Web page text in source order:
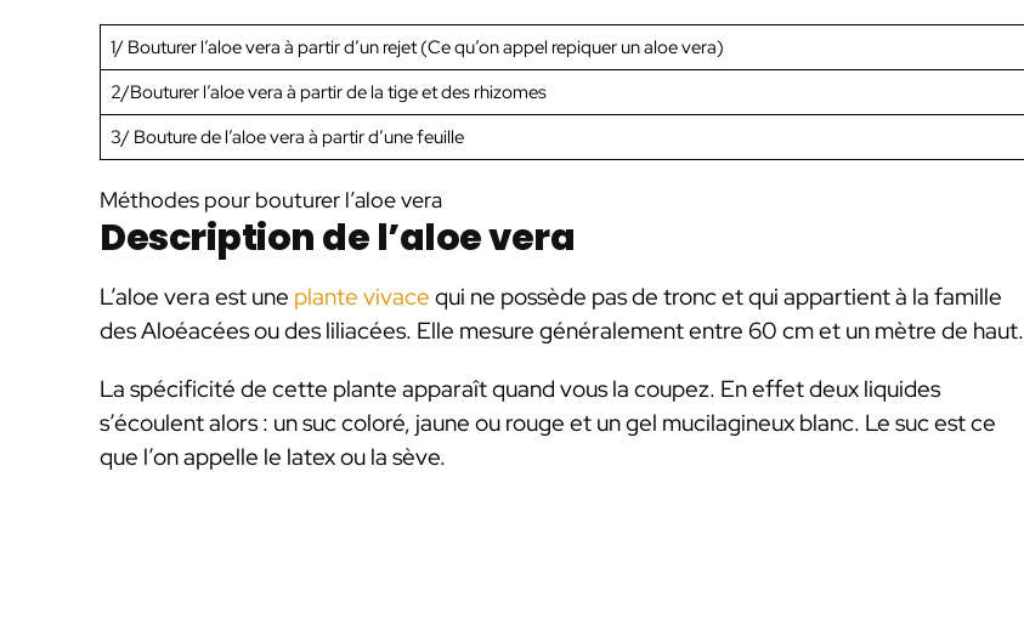
1/ Bouturer l’aloe vera à partir d’un rejet (Ce qu’on appel repiquer un aloe vera)
2/Bouturer l’aloe vera à partir de la tige et des rhizomes
3/ Bouture de l’aloe vera à partir d’une feuille
Méthodes pour bouturer l’aloe vera
Description de l’aloe vera
L’aloe vera est une plante vivace qui ne possède pas de tronc et qui appartient à la famille
des Aloéacées ou des liliacées. Elle mesure généralement entre 60 cm et un mètre de haut.
La spécificité de cette plante apparaît quand vous la coupez. En effet deux liquides
s’écoulent alors : un suc coloré, jaune ou rouge et un gel mucilagineux blanc. Le suc est ce
que l’on appelle le latex ou la sève.